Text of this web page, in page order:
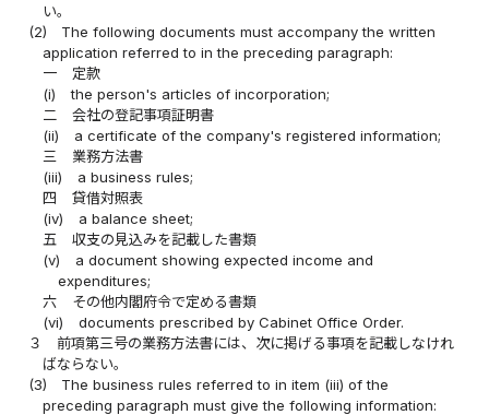
い。
(2)
The following documents must accompany the written
application referred to in the preceding paragraph:
一
定款
(i)
the person's articles of incorporation;
二
会社の登記事項証明書
(ii)
a certificate of the company's registered information;
三
業務方法書
(iii)
a business rules;
四
貸借対照表
(iv)
a balance sheet;
五
収支の見込みを記載した書類
(v)
a document showing expected income and
expenditures;
六
その他内閣府令で定める書類
(vi)
documents prescribed by Cabinet Office Order.
３
前項第三号の業務方法書には、次に掲げる事項を記載しなけれ
ばならない。
(3)
The business rules referred to in item (iii) of the
preceding paragraph must give the following information: